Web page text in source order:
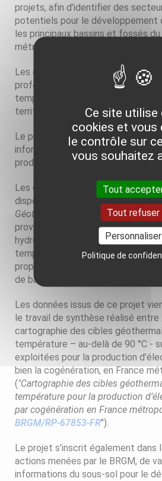
projets, afin d’identifier des
potentiels pour le développement
les principaux bassins et fossés
métropolitain.
Les cibles du projet sont les
profonds où la ressource
température (entre 30°C et 90°C)
territoire métropolitain.
Le projet Atlas GTH-BT vise à
informations de cartographie de
production de chaleur en France
Les données qui ont été
disposition sur l’
espace
Géothermie profonde/Propriétés
proviennent de modélisations
hydrodynamiques ou de cartes
températures, de données
propriétés des réservoirs issues
de bassins réalisées par le BRGM.
Les données issus de ce projet
le travail de synthèse réalisé
cartographie des cibles
température – au-delà de 90 °C -
exploitées pour la production
bien la cogénération, en France
("Cartographie des cibles
température pour la production
par cogénération en France
BRGM/RP-67853-FR").
Le projet s’inscrit également dans
actions menées par le BRGM, de
informations du sous-sol pour le
Ce site utilise
cookies et vous
le contrôle sur
vous souhaitez
Tout
Tout refuser
Personnaliser
Politique de